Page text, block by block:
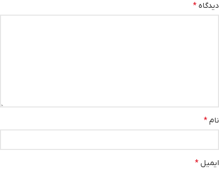
دیدگاه *
نام *
ایمیل *